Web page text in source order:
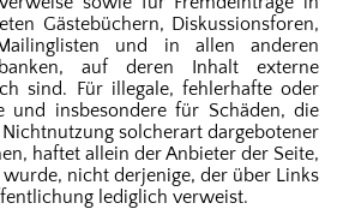
Gästebüchern, Diskussionsforen,
und in allen anderen
auf deren Inhalt externe
sind. Für illegale, fehlerhafte oder
und insbesondere für Schäden, die
solcherart dargebotener
haftet allein der Anbieter der Seite,
nicht derjenige, der über Links
lediglich verweist.